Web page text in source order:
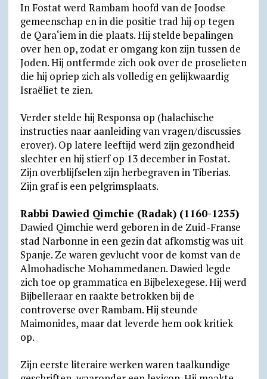
In Fostat werd Rambam hoofd van de Joodse
gemeenschap en in die positie trad hij op tegen
de Qara‘iem in die plaats. Hij stelde bepalingen
over hen op, zodat er omgang kon zijn tussen de
Joden. Hij ontfermde zich ook over de proselieten
die hij opriep zich als volledig en gelijkwaardig
Israëliet te zien.
Verder stelde hij Responsa op (halachische
instructies naar aanleiding van vragen/discussies
erover). Op latere leeftijd werd zijn gezondheid
slechter en hij stierf op 13 december in Fostat.
Zijn overblijfselen zijn herbegraven in Tiberias.
Zijn graf is een pelgrimsplaats.
Rabbi Dawied Qimchie (Radak) (1160-1235)
Dawied Qimchie werd geboren in de Zuid-Franse
stad Narbonne in een gezin dat afkomstig was uit
Spanje. Ze waren gevlucht voor de komst van de
Almohadische Mohammedanen. Dawied legde
zich toe op grammatica en Bijbelexegese. Hij werd
Bijbelleraar en raakte betrokken bij de
controverse over Rambam. Hij steunde
Maimonides, maar dat leverde hem ook kritiek
op.
Zijn eerste literaire werken waren taalkundige